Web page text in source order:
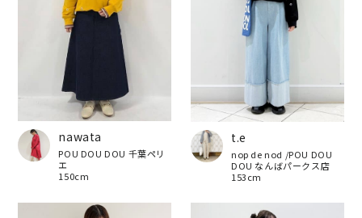
nawata
POU DOU DOU 千葉ペリ
エ
150cm
t.e
nop de nod /POU DOU
DOU なんばパークス店
153cm